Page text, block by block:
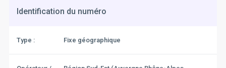
Identification du numéro
Type : Fixe géographique